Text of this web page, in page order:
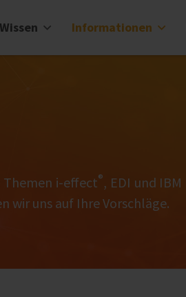
Informationen
i‑effect®, EDI und IBM
wir uns auf Ihre Vorschläge.